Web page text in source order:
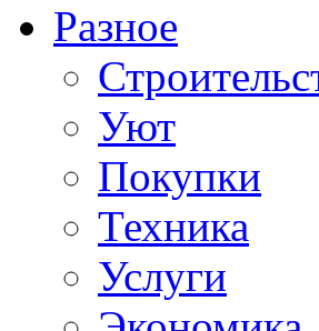
Разное
Уют
Покупки
Техника
Услуги